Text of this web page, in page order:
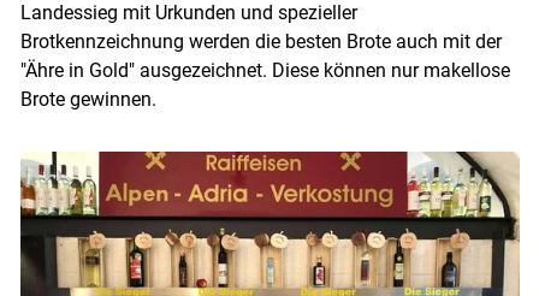
Landessieg mit Urkunden und spezieller
Brotkennzeichnung werden die besten Brote auch mit der
"Ähre in Gold" ausgezeichnet. Diese können nur makellose
Brote gewinnen.